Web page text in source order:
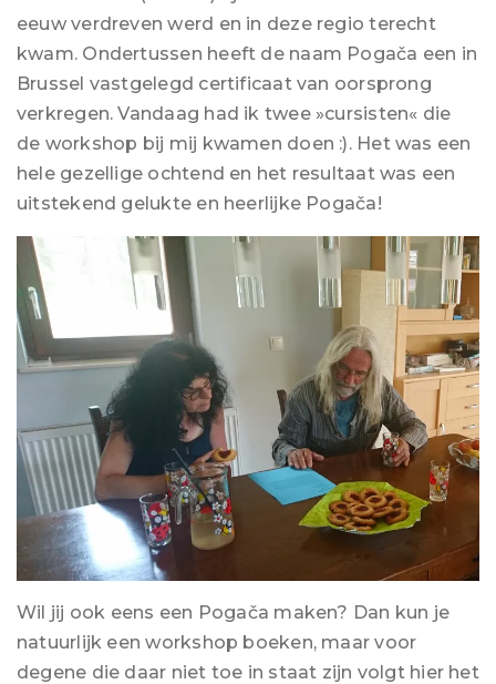
eeuw verdreven werd en in deze regio terecht
kwam. Ondertussen heeft de naam Pogača een in
Brussel vastgelegd certificaat van oorsprong
verkregen. Vandaag had ik twee »cursisten« die
de workshop bij mij kwamen doen :). Het was een
hele gezellige ochtend en het resultaat was een
uitstekend gelukte en heerlijke Pogača!
Wil jij ook eens een Pogača maken? Dan kun je
natuurlijk een workshop boeken, maar voor
degene die daar niet toe in staat zijn volgt hier het